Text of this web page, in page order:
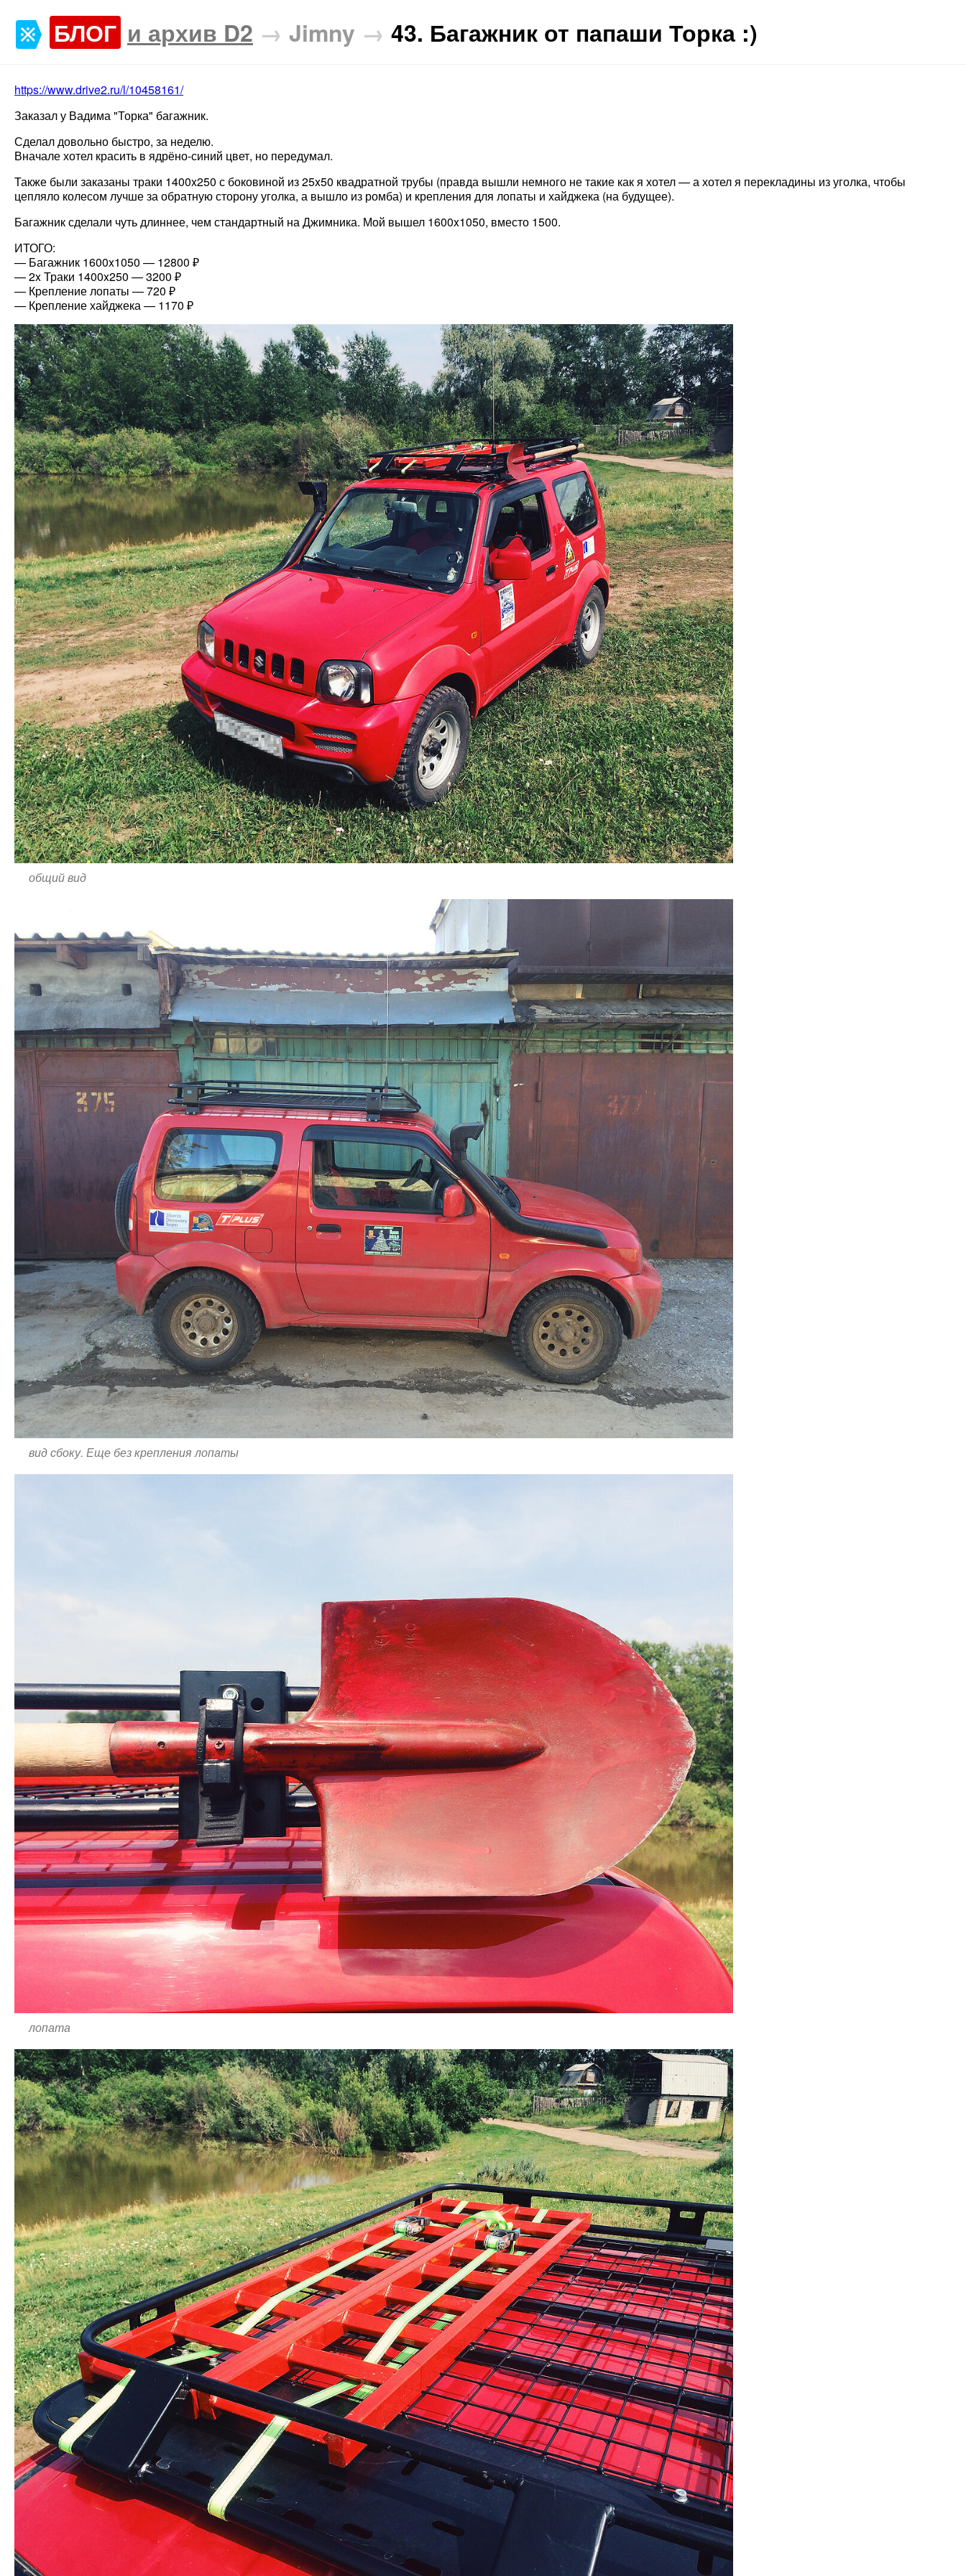
БЛОГ и архив D2 → Jimny → 43. Багажник от папаши Торка :)
https://www.drive2.ru/l/10458161/
Заказал у Вадима "Торка" багажник.
Сделал довольно быстро, за неделю.
Вначале хотел красить в ядрёно-синий цвет, но передумал.
Также были заказаны траки 1400x250 с боковиной из 25x50 квадратной трубы (правда вышли немного не такие как я хотел — а хотел я перекладины из уголка, чтобы
цепляло колесом лучше за обратную сторону уголка, а вышло из ромба) и крепления для лопаты и хайджека (на будущее).
Багажник сделали чуть длиннее, чем стандартный на Джимника. Мой вышел 1600x1050, вместо 1500.
ИТОГО:
— Багажник 1600x1050 — 12800 ₽
— 2x Траки 1400x250 — 3200 ₽
— Крепление лопаты — 720 ₽
— Крепление хайджека — 1170 ₽
общий вид
вид сбоку. Еще без крепления лопаты
лопата